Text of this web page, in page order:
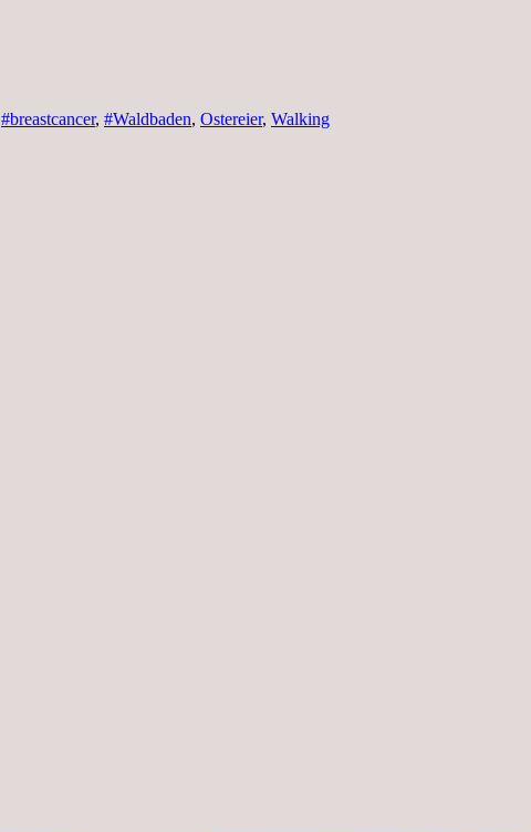
#breastcancer, #Waldbaden, Ostereier, Walking